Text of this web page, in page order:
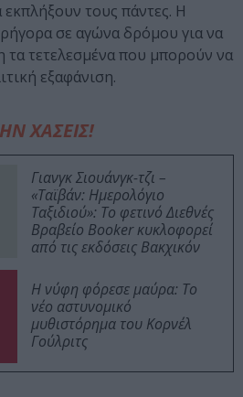
τους πάντες. Η
σε αγώνα δρόμου για να
τετελεσμένα που μπορούν να
εξαφάνιση.
ΧΑΣΕΙΣ!
Γιανγκ Σιουάνγκ-τζι –
«Ταϊβάν: Ημερολόγιο
Ταξιδιού»: Το φετινό Διεθνές
Βραβείο Booker κυκλοφορεί
από τις εκδόσεις Βακχικόν
Η νύφη φόρεσε μαύρα: Το
νέο αστυνομικό
μυθιστόρημα του Κορνέλ
Γούλριτς